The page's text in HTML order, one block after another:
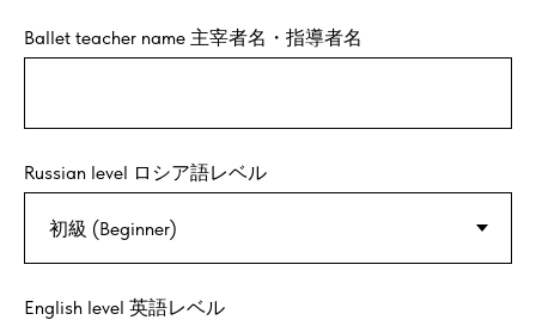
Ballet teacher name 主宰者名・指導者名
Russian level ロシア語レベル
English level 英語レベル